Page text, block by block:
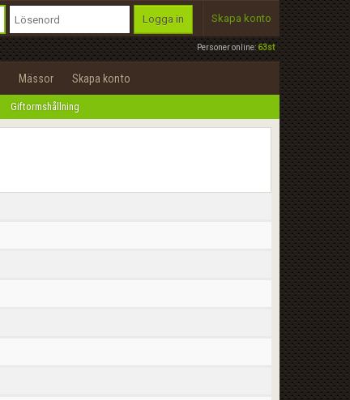
Personer online:63st
Logga in Skapa konto
Mässor Skapa konto
Giftormshållning